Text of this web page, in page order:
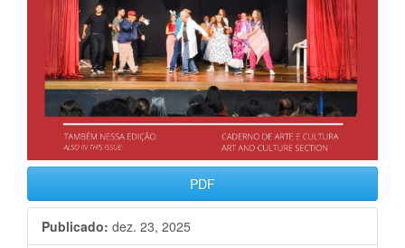
PDF
Publicado: dez. 23, 2025